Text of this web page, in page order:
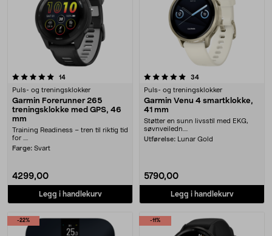
14anmeldelser
Puls- og treningsklokker
Garmin Forerunner 265
treningsklokke med GPS, 46
mm
Training Readiness – tren til riktig tid
for ....
Farge: Svart
4299,00
Legg i handlekurv
5.0 av 5 stjerner 34anmeldelser
Puls- og treningsklokker
Garmin Venu 4 smartklokke,
41 mm
Støtter en sunn livsstil med EKG,
søvnveiledn....
Utførelse:
Lunar Gold
5790,00
Legg i handlekurv
-22% -11%